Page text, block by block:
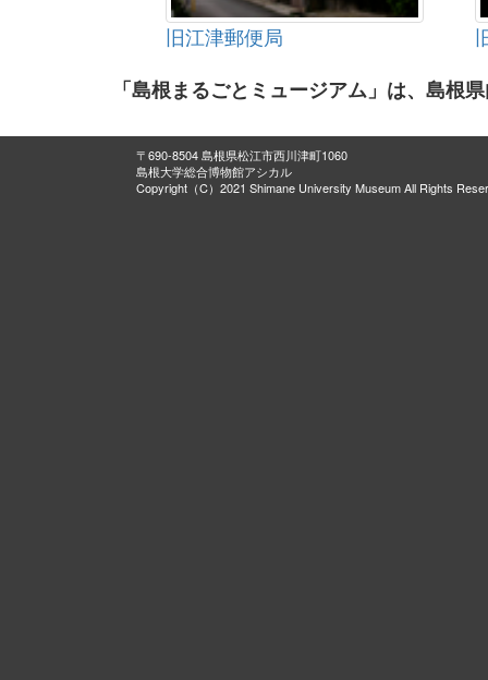
旧江津郵便局
「島根まるごとミュージアム」は、島根
〒690-8504 島根県松江市西川津町1060
島根大学総合博物館アシカル
Copyright（C）2021 Shimane University Museum All Rights